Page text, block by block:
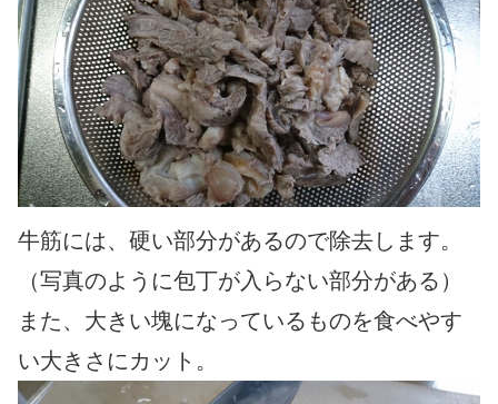
牛筋には、硬い部分があるので除去します。
（写真のように包丁が入らない部分がある）
また、大きい塊になっているものを食べやす
い大きさにカット。